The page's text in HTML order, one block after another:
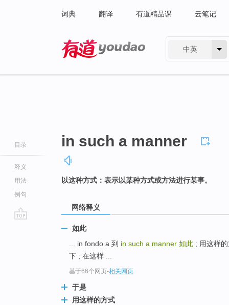
词典 翻译 有道精品课 云笔记
中英
目录
释义
用法
例句
in such a manner
以这种方式：表示以某种方式或方法进行某事。
网络释义
如此
... in fondo a 到 in such a manner 如此 ; 用这样
下 ; 在这样 ...
基于66个网页-相关网页
于是
用这样的方式